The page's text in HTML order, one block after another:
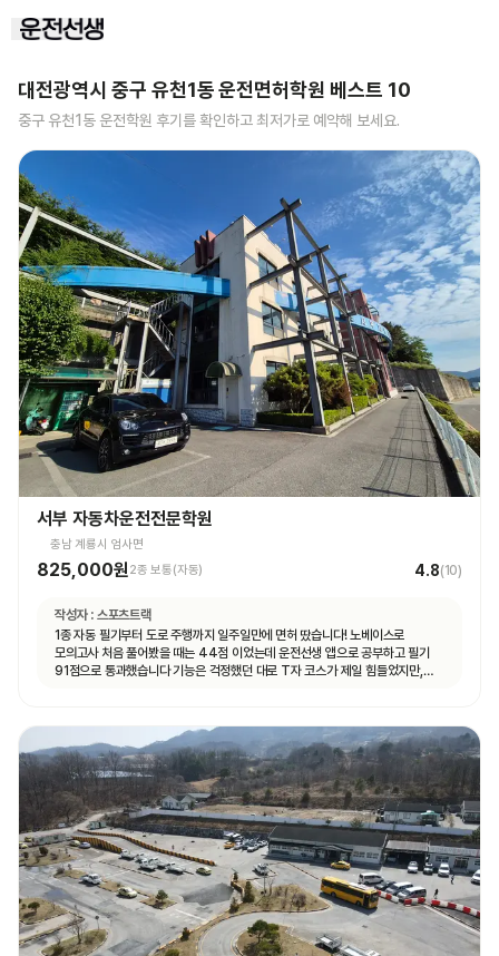
대전광역시 중구 유천1동운전면허학원 베스트 10
중구 유천1동 운전학원 후기를 확인하고 최저가로 예약해 보세요.
서부 자동차운전전문학원
충남 계룡시 엄사면
825,000원 2종 보통(자동) 4.8(10)
작성자 : 스포츠트랙
1종 자동 필기부터 도로 주행까지 일주일만에 면허 땄습니다! 노베이스로
모의고사 처음 풀어봤을 때는 44점 이었는데 운전선생 앱으로 공부하고 필기
91점으로 통과했습니다 기능은 걱정했던 대로 T자 코스가 제일 힘들었지만,
속에 넣어두시면 어렵지 않게 합격하실 수 있을 거예요 강사님마다 알려주시는
스타일이 조금씩 다른데, 그냥 본인이 편한 대로 운전하시면 됩니다 다들 처음
운전대 잡아보는 거니까 아무것도 모르는 게 당연한 거니, 잘 모르겠는 것이나
궁금한 게 있다면 강사님께 적극적으로 질문하시는 걸 추천드려요! 운전 잘 하면
뭐하러 학원에 오겠어요~